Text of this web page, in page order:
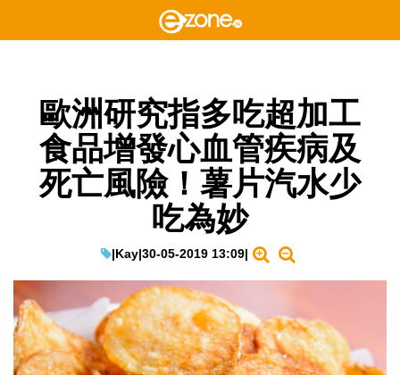
歐洲研究指多吃超加工
食品增發心血管疾病及
死亡風險！薯片汽水少
吃為妙
|Kay|30-05-2019 13:09|